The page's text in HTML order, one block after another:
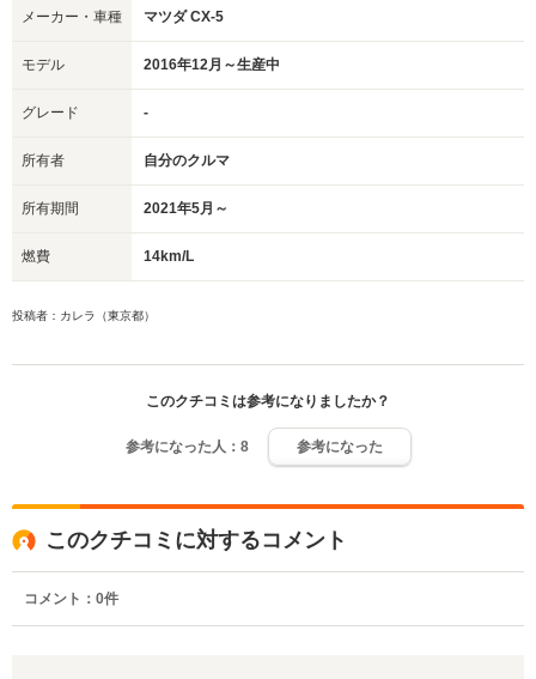
メーカー・車種 マツダ CX-5
モデル 2016年12月～生産中
グレード -
所有者 自分のクルマ
所有期間 2021年5月～
燃費 14km/L
投稿者：カレラ（東京都）
このクチコミは参考になりましたか？
参考になった人： 8 参考になった
このクチコミに対するコメント
コメント： 0件